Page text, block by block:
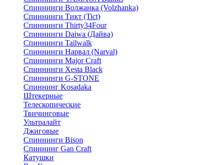
Спиннинги Волжанка (Volzhanka)
Спиннинги Тикт (Tict)
Спиннинги Thirty34Four
Спиннинги Daiwa (Дайва)
Спиннинги Tailwalk
Спиннинги Нарвал (Narval)
Спиннинги Major Craft
Спиннинги Xesta Black
Спиннинги G-STONE
Спиннинг Kosadaka
Штекерные
Телескопические
Твичинговые
Ультралайт
Джиговые
Спиннинги Bison
Спиннинг Gan Craft
Катушки